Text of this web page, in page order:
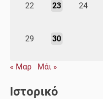
22 23 24
29 30
« Μαρ Μάι »
Ιστορικό